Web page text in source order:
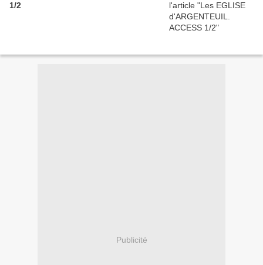
1/2
Publicité